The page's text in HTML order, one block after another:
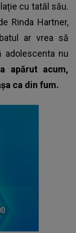
cu tatăl său.
Rinda Hartner,
ar vrea să
nu
apărut acum,
ca din fum.